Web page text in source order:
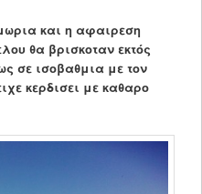
και η αφαιρεση
θα βρισκοταν εκτός
σε ισοβαθμια με τον
κερδισει με καθαρο